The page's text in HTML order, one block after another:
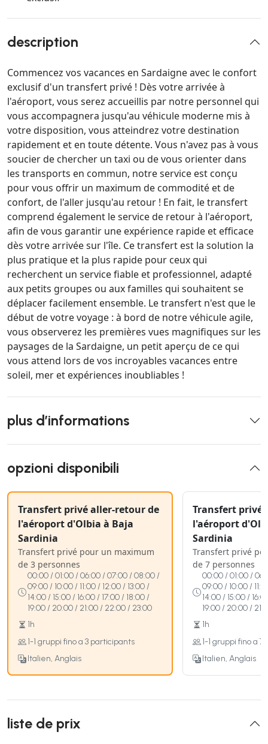
description
Commencez vos vacances en Sardaigne avec le confort
exclusif d'un transfert privé ! Dès votre arrivée à
l'aéroport, vous serez accueillis par notre personnel qui
vous accompagnera jusqu'au véhicule moderne mis à
votre disposition, vous atteindrez votre destination
rapidement et en toute détente. Vous n'avez pas à vous
soucier de chercher un taxi ou de vous orienter dans
les transports en commun, notre service est conçu
pour vous offrir un maximum de commodité et de
confort, de l'aller jusqu'au retour ! En fait, le transfert
comprend également le service de retour à l'aéroport,
afin de vous garantir une expérience rapide et efficace
dès votre arrivée sur l'île. Ce transfert est la solution la
plus pratique et la plus rapide pour ceux qui
recherchent un service fiable et professionnel, adapté
aux petits groupes ou aux familles qui souhaitent se
déplacer facilement ensemble. Le transfert n'est que le
début de votre voyage : à bord de notre véhicule agile,
vous observerez les premières vues magnifiques sur les
paysages de la Sardaigne, un petit aperçu de ce qui
vous attend lors de vos incroyables vacances entre
soleil, mer et expériences inoubliables !
plus d’informations
opzioni disponibili
Transfert privé aller-retour de
l'aéroport d'Olbia à Baja
Sardinia
Transfert privé pour un maximum
de 3 personnes
00:00 / 01:00 / 06:00 / 07:00 / 08:00 /
09:00 / 10:00 / 11:00 / 12:00 / 13:00 /
14:00 / 15:00 / 16:00 / 17:00 / 18:00 /
19:00 / 20:00 / 21:00 / 22:00 / 23:00
1h
1-1 gruppi fino a 3 participants
Italien, Anglais
Transfert privé
l'aéroport
Sardinia
Transfert privé
de 7 personnes
00:00 / 01:00 /
09:00 / 10:00 /
14:00 / 15:00 /
19:00 / 20:00 /
1h
1-1 gruppi fino a
Italien, Anglais
liste de prix